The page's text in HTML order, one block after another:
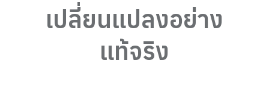
เปลี่ยนแปลงอย่าง
แท้จริง